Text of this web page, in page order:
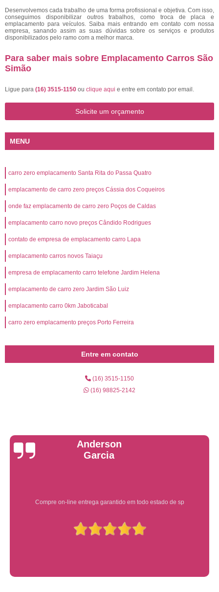
Desenvolvemos cada trabalho de uma forma profissional e objetiva. Com isso,
conseguimos disponibilizar outros trabalhos, como troca de placa e
emplacamento para veículos. Saiba mais entrando em contato com nossa
empresa, sanando assim as suas dúvidas sobre os serviços e produtos
disponibilizados pelo ramo com a melhor marca.
Para saber mais sobre Emplacamento Carros São
Simão
Ligue para (16) 3515-1150 ou clique aqui e entre em contato por email.
Solicite um orçamento
MENU
carro zero emplacamento Santa Rita do Passa Quatro
emplacamento de carro zero preços Cássia dos Coqueiros
onde faz emplacamento de carro zero Poços de Caldas
emplacamento carro novo preços Cândido Rodrigues
contato de empresa de emplacamento carro Lapa
emplacamento carros novos Taiaçu
empresa de emplacamento carro telefone Jardim Helena
emplacamento de carro zero Jardim São Luiz
emplacamento carro 0km Jaboticabal
carro zero emplacamento preços Porto Ferreira
Entre em contato
(16) 3515-1150
(16) 98825-2142
Yuri Martins
Ótimo atendimento